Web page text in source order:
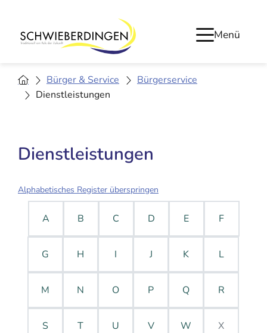
Menü
Bürger & Service
Bürgerservice
Dienstleistungen
Dienstleistungen
Alphabetisches Register überspringen
A B C D E F
G H I J K L
M N O P Q R
S T U V W X